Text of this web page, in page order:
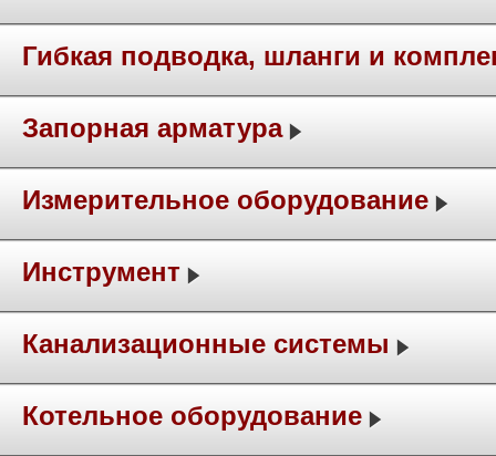
Гибкая подводка, шланги и
Запорная арматура
Измерительное оборудование
Инструмент
Канализационные системы
Котельное оборудование